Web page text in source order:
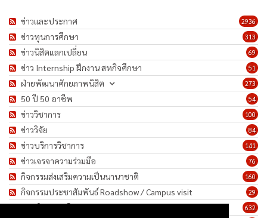
2936
ข่าวและประกาศ
313
ข่าวทุนการศึกษา
69
ข่าวนิสิตแลกเปลี่ยน
51
ข่าว Internship ฝึกงาน สหกิจศึกษา
273
ฝ่ายพัฒนาศักยภาพนิสิต
54
50 ปี 50 อาชีพ
100
ข่าววิชาการ
84
ข่าววิจัย
141
ข่าวบริการวิชาการ
76
ข่าวเจรจาความร่วมมือ
160
กิจกรรมส่งเสริมความเป็นนานาชาติ
29
กิจกรรมประชาสัมพันธ์ Roadshow / Campus visit
632
ภาพกิจกรรม/โครงการ